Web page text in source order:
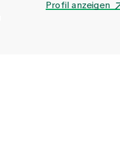
Profil anzeigen